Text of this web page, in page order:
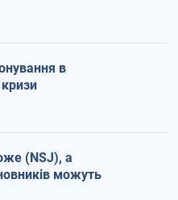
в
(NSJ), а
можуть